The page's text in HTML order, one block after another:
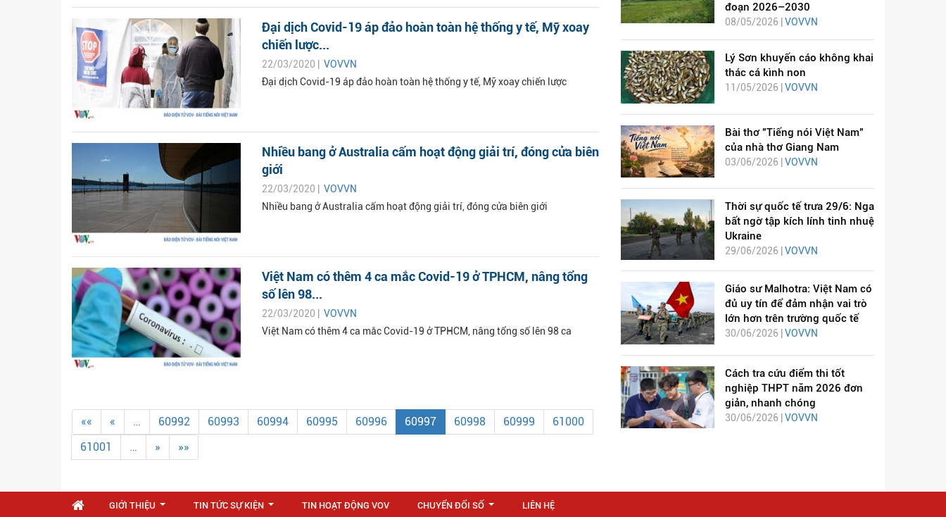
Đại dịch Covid-19 áp đảo hoàn toàn hệ thống y tế, Mỹ xoay
chiến lược...
22/03/2020 | VOVVN
Đại dịch Covid-19 áp đảo hoàn toàn hệ thống y tế, Mỹ xoay chiến lược
Nhiều bang ở Australia cấm hoạt động giải trí, đóng cửa biên
giới
22/03/2020 | VOVVN
Nhiều bang ở Australia cấm hoạt động giải trí, đóng cửa biên giới
Việt Nam có thêm 4 ca mắc Covid-19 ở TPHCM, nâng tổng
số lên 98...
22/03/2020 | VOVVN
Việt Nam có thêm 4 ca mắc Covid-19 ở TPHCM, nâng tổng số lên 98 ca
«« « … 60992 60993 60994 60995 60996 60997 60998 60999
61000
61001
… » »»
đoạn 2026–2030
08/05/2026 | VOVVN
Lý Sơn khuyến cáo không khai
thác cá kình non
11/05/2026 | VOVVN
Bài thơ "Tiếng nói Việt Nam"
của nhà thơ Giang Nam
03/06/2026 | VOVVN
Thời sự quốc tế trưa 29/6: Nga
bất ngờ tập kích lính tinh nhuệ
Ukraine
29/06/2026 | VOVVN
Giáo sư Malhotra: Việt Nam có
đủ uy tín để đảm nhận vai trò
lớn hơn trên trường quốc tế
30/06/2026 | VOVVN
Cách tra cứu điểm thi tốt
nghiệp THPT năm 2026 đơn
giản, nhanh chóng
30/06/2026 | VOVVN
GIỚI THIỆU TIN TỨC SỰ KIỆN TIN HOẠT ĐỘNG VOV CHUYỂN ĐỔI SỐ LIÊN HỆ